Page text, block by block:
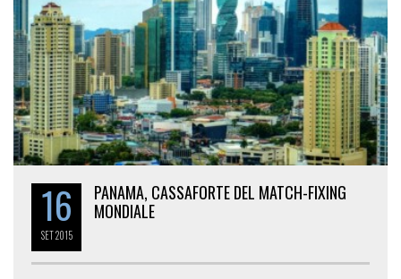
16
SET2015
PANAMA, CASSAFORTE DEL MATCH-FIXING
MONDIALE